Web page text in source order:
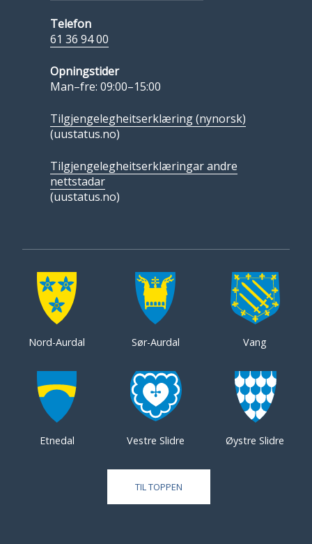
Telefon
61 36 94 00
Opningstider
Man–fre: 09:00–15:00
Tilgjengelegheitserklæring (nynorsk)
(uustatus.no)
Tilgjengelegheitserklæringar andre
nettstadar
(uustatus.no)
Nord-Aurdal Sør-Aurdal Vang
Etnedal Vestre Slidre Øystre Slidre
TIL TOPPEN